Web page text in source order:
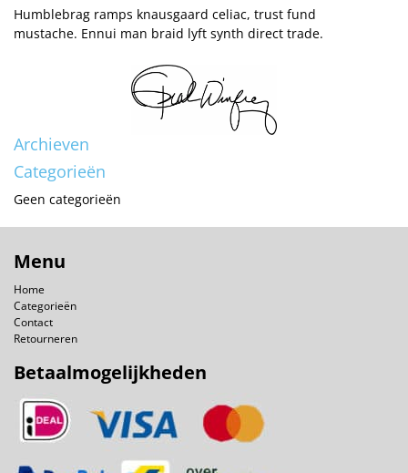
Humblebrag ramps knausgaard celiac, trust fund
mustache. Ennui man braid lyft synth direct trade.
Archieven
Categorieën
Geen categorieën
Menu
Home
Categorieën
Contact
Retourneren
Betaalmogelijkheden